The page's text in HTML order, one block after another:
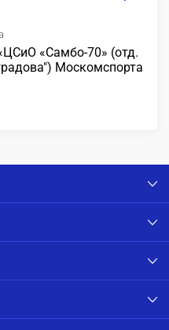
«Самбо-70» (отд.
Москомспорта